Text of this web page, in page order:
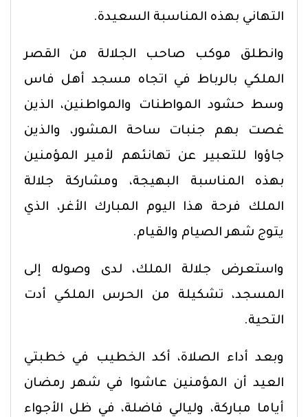
التهاني بهذه المناسبة السعيدة.
وانطلق موكب صاحب الجلالة من القصر
الملكي بالرباط في اتجاه مسجد أهل فاس
وسط حشود المواطنات والمواطنين، الذين
غصت بهم جنبات ساحة المشور، والذين
جاؤوا للتعبير عن تهانئهم لأمير المؤمنين
بهذه المناسبة البهيجة، ومشاركة جلالة
الملك فرحة هذا اليوم المبارك الأغر، الذي
يتوج شهر الصيام والقيام.
واستعرض جلالة الملك، لدى وصوله إلى
المسجد، تشكيلة من الحرس الملكي أدت
التحية.
وبعد أداء الصلاة، أكد الخطيب في خطبتي
العيد أن المؤمنين عاشوا في شهر رمضان
أياما مباركة، وليالي فاضلة، في ظل الأجواء